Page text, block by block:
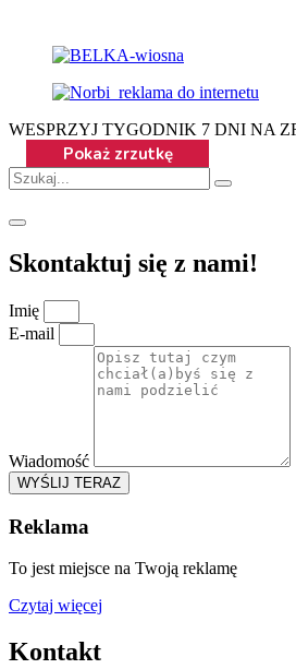
WESPRZYJ TYGODNIK 7 DNI NA
Skontaktuj się z nami!
Imię
E-mail
Wiadomość
WYŚLIJ TERAZ
Reklama
To jest miejsce na Twoją reklamę
Czytaj więcej
Kontakt